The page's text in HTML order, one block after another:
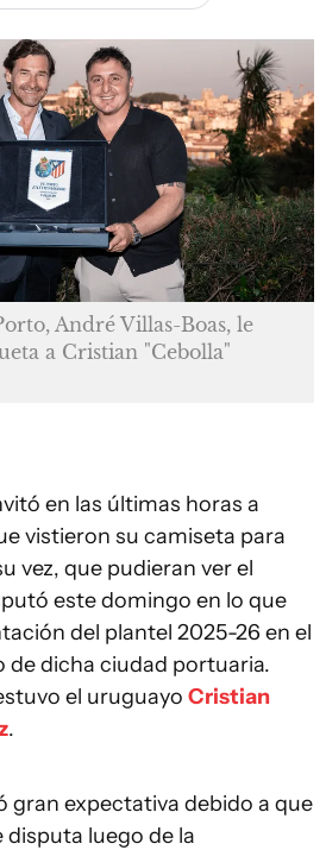
André Villas-Boas, le
a Cristian "Cebolla"
en las últimas horas a
vistieron su camiseta para
vez, que pudieran ver el
este domingo en lo que
del plantel 2025-26 en el
de dicha ciudad portuaria.
el uruguayo Cristian
.
gran expectativa debido a que
disputa luego de la